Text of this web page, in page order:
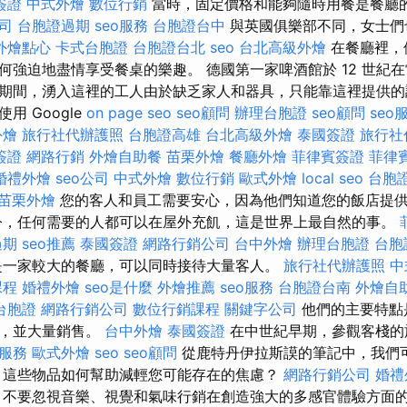
台胞證過期 seo服務 台胞證台中 與英國俱樂部不同，女士
燴點心 卡式台胞證 台胞證台北 seo 台北高級外燴 在餐廳裡
強迫地盡情享受餐桌的樂趣。 德國第一家啤酒館於 12 世紀
間，湧入這裡的工人由於缺乏家人和器具，只能靠這裡提供
用 Google on page seo seo顧問 辦理台胞證 seo顧問 seo
旅行社代辦護照 台胞證高雄 台北高級外燴 泰國簽證 旅行
證 網路行銷 外燴自助餐 苗栗外燴 餐廳外燴 菲律賓簽證 菲律
禮外燴 seo公司 中式外燴 數位行銷 歐式外燴 local seo 台胞
栗外燴 您的客人和員工需要安心，因為他們知道您的飯店提
任何需要的人都可以在屋外充飢，這是世界上最自然的事。
seo推薦 泰國簽證 網路行銷公司 台中外燴 辦理台胞證 台
家較大的餐廳，可以同時接待大量客人。 旅行社代辦護照
婚禮外燴 seo是什麼 外燴推薦 seo服務 台胞證台南 外燴自
胞證 網路行銷公司 數位行銷課程 關鍵字公司 他們的主要特
並大量銷售。 台中外燴 泰國簽證 在中世紀早期，參觀客棧
務 歐式外燴 seo seo顧問 從鹿特丹伊拉斯謨的筆記中，我們
些物品如何幫助減輕您可能存在的焦慮？ 網路行銷公司 婚
要忽視音樂、視覺和氣味行銷在創造強大的多感官體驗方面